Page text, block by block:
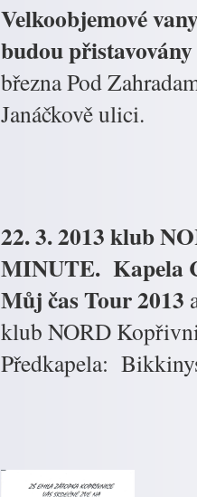
Velkoobjemové
budou
března Pod
Janáčkově ulici.
22. 3. 2013 klub
MINUTE. Kapela
Můj čas Tour 2013
klub NORD
Předkapela: